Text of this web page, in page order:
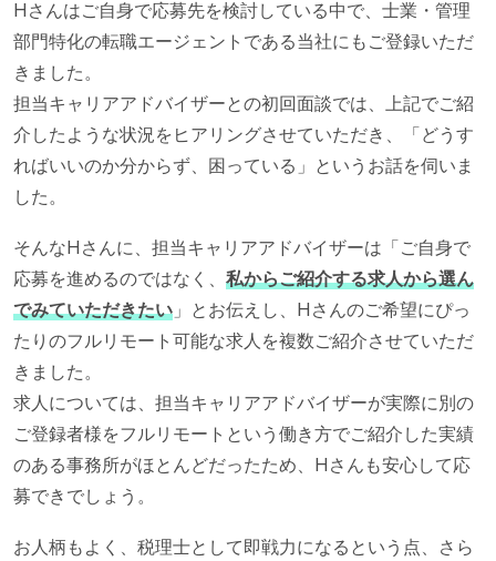
Hさんはご自身で応募先を検討している中で、士業・管理
部門特化の転職エージェントである当社にもご登録いただ
きました。
担当キャリアアドバイザーとの初回面談では、上記でご紹
介したような状況をヒアリングさせていただき、「どうす
ればいいのか分からず、困っている」というお話を伺いま
した。
そんなHさんに、担当キャリアアドバイザーは「ご自身で
応募を進めるのではなく、 私からご紹介する求人から選ん
でみていただきたい 」とお伝えし、Hさんのご希望にぴっ
たりのフルリモート可能な求人を複数ご紹介させていただ
きました。
求人については、担当キャリアアドバイザーが実際に別の
ご登録者様をフルリモートという働き方でご紹介した実績
のある事務所がほとんどだったため、Hさんも安心して応
募できでしょう。
お人柄もよく、税理士として即戦力になるという点、さら